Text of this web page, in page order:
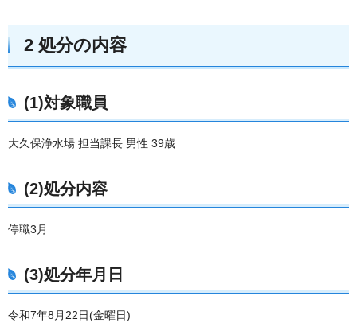
2 処分の内容
(1)対象職員
大久保浄水場 担当課長 男性 39歳
(2)処分内容
停職3月
(3)処分年月日
令和7年8月22日(金曜日)